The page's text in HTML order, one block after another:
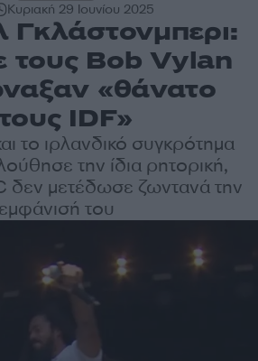
Κυριακή 29 Ιουνίου 2025
Γκλάστονμπερι:
τους Bob Vylan
«θάνατο
IDF»
το ιρλανδικό συγκρότημα
την ίδια ρητορική,
δεν μετέδωσε ζωντανά την
εμφάνισή του